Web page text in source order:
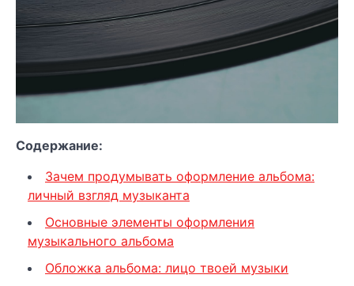
Содержание:
Зачем продумывать оформление альбома:
личный взгляд музыканта
Основные элементы оформления
музыкального альбома
Обложка альбома: лицо твоей музыки